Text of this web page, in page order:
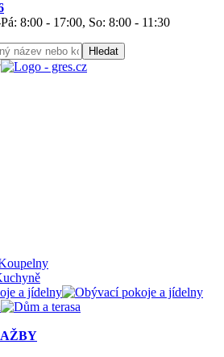
8:00 - 17:00, So: 8:00 - 11:30
Hledat
a jídelny